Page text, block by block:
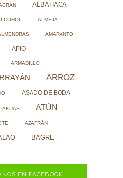
ALBAHACA
ALMEJA
AMARANTO
APIO
ARMADILLO
ARROZ
ASADO DE BODA
ATÚN
AZAFRÁN
BAGRE
EN FACEBOOK